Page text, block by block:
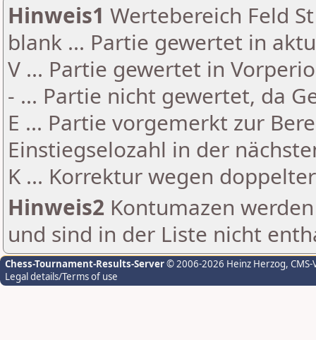
Hinweis1 Wertebereich Feld
blank ... Partie gewertet in
V ... Partie gewertet in
- ... Partie nicht gewertet, da
E ... Partie vorgemerkt zur
Einstiegselozahl in der
K ... Korrektur wegen
Hinweis2 Kontumazen
und sind in der Liste nicht
Chess-Tournament-Results-Server© 2006-2026 Heinz Herzog,
Legal details/Terms of use